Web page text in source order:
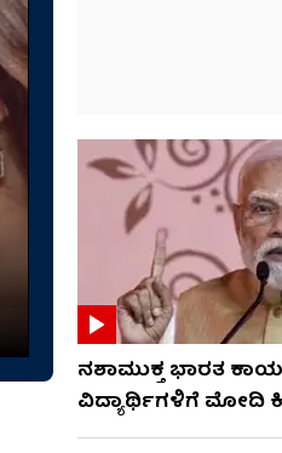
ನಶಾಮುಕ್ತ ಭಾರತ
ವಿದ್ಯಾರ್ಥಿಗಳಿಗೆ ಮೋದಿ